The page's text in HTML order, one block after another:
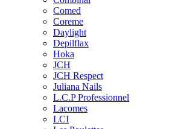
Comed
Coreme
Daylight
Depilflax
Hoka
JCH
JCH Respect
Juliana Nails
L.C.P Professionnel
Lacomes
LCI